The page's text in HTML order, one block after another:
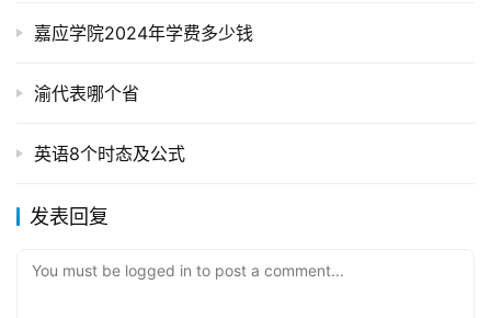
嘉应学院2024年学费多少钱
渝代表哪个省
英语8个时态及公式
发表回复
You must be logged in to post a comment...